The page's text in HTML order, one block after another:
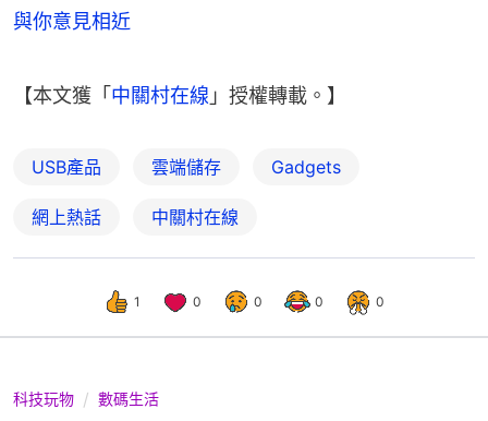
與你意見相近
【本文獲「 中關村在線 」授權轉載。】
USB產品 雲端儲存 Gadgets
網上熱話 中關村在線
1 0 0 0 0
科技玩物 數碼生活